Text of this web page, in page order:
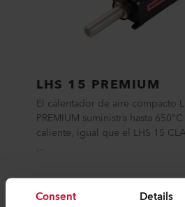
Consent Details
LHS 15 PREMIUM
El calentador de aire compacto
PREMIUM suministra hasta
caliente, igual que el LHS 15
...